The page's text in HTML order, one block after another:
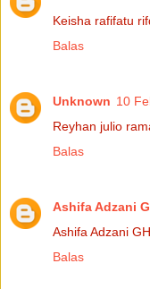
Keisha rafifatu
Balas
Unknown 10
Reyhan julio
Balas
Ashifa Adzani
Ashifa Adzani
Balas